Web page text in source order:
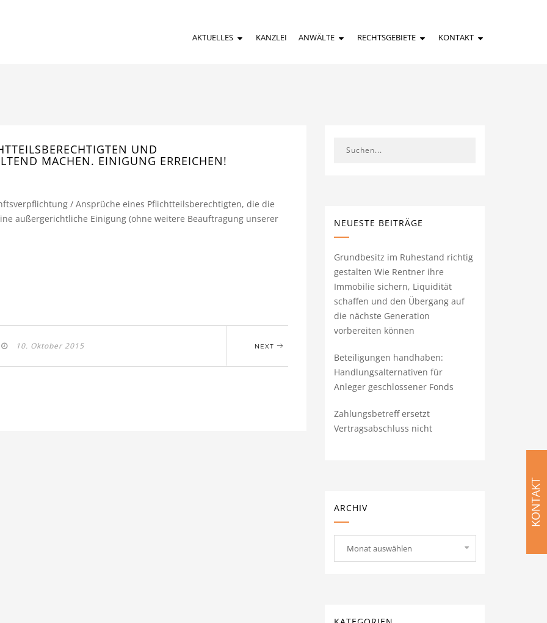
AKTUELLES KANZLEI ANWÄLTE RECHTSGEBIETE KONTAKT
UND
MACHEN. EINIGUNG ERREICHEN!
/ Ansprüche eines Pflichtteilsberechtigten, die die
außergerichtliche Einigung (ohne weitere Beauftragung unserer
10. Oktober 2015 NEXT
NEUESTE BEITRÄGE
Grundbesitz im Ruhestand richtig
gestalten Wie Rentner ihre
Immobilie sichern, Liquidität
schaffen und den Übergang auf
die nächste Generation
vorbereiten können
Beteiligungen handhaben:
Handlungsalternativen für
Anleger geschlossener Fonds
Zahlungsbetreff ersetzt
Vertragsabschluss nicht
ARCHIV
Monat auswählen
KONTAKT